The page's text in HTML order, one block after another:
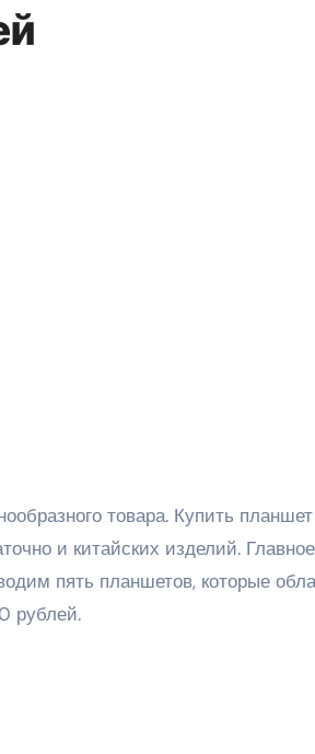
и китайских изделий.
пять планшетов, которые
рублей.